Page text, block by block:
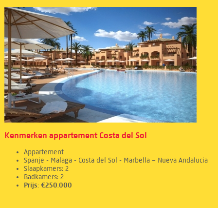
Kenmerken appartement Costa del Sol
Appartement
Spanje - Malaga - Costa del Sol - Marbella – Nueva Andalucia
Slaapkamers: 2
Badkamers: 2
Prijs: €250.000